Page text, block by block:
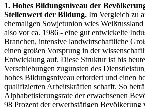
1. Hohes Bildungsniveau der
Stellenwert der Bildung. Im Vergleich zu
ehemaligen Sowjetunion wies
also vor ca. 1986 - eine gut entwickelte
Branchen, intensive landwirtschaftliche
einen großen Vorsprung in der
Entwicklung auf. Diese Struktur ist bis
Verschiebungen zugunsten des
hohes Bildungsniveau erfordert und einen
qualifizierten Arbeitskräften schafft. So
Alphabetisierungsrate der erwachsenen
98 Prozent der erwerbstätigen Bevölkerung